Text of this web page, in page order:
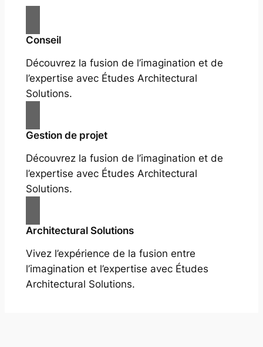
Conseil
Découvrez la fusion de l’imagination et de
l’expertise avec Études Architectural
Solutions.
Gestion de projet
Découvrez la fusion de l’imagination et de
l’expertise avec Études Architectural
Solutions.
Architectural Solutions
Vivez l’expérience de la fusion entre
l’imagination et l’expertise avec Études
Architectural Solutions.